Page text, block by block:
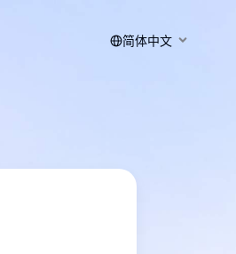
简体中文